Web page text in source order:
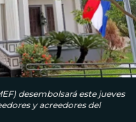
desembolsará este jueves
y acreedores del